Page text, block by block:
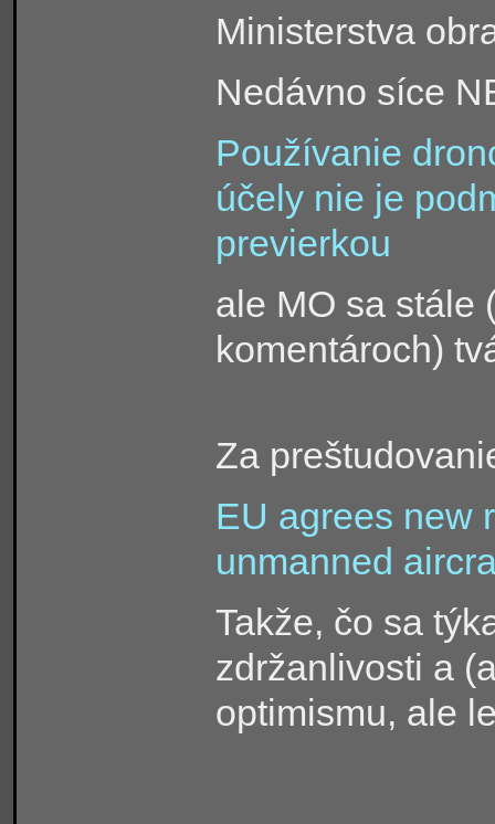
Ministerstva
Nedávno síce
Používanie
účely nie je
previerkou
ale MO sa stále
komentároch)
Za
EU agrees new
unmanned
Takže, čo sa
zdržanlivosti a
optimismu, ale